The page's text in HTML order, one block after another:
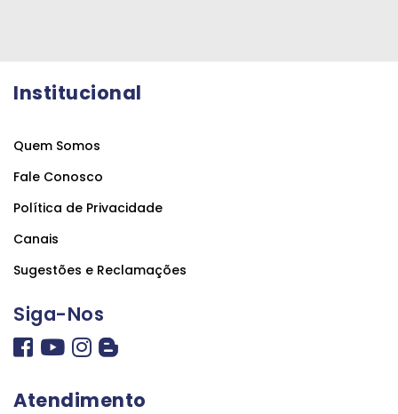
Institucional
Quem Somos
Fale Conosco
Política de Privacidade
Canais
Sugestões e Reclamações
Siga-Nos
Atendimento